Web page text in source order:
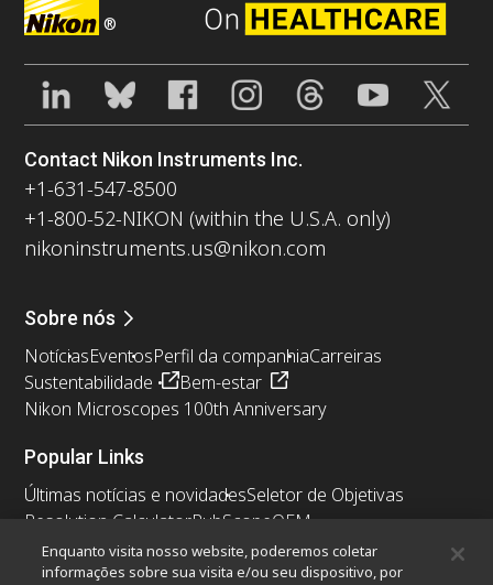
®
Contact Nikon Instruments Inc.
+1-631-547-8500
+1-800-52-NIKON (within the U.S.A. only)
nikoninstruments.us@nikon.com
Sobre nós
NotíciasEventosPerfil da companhiaCarreiras
Sustentabilidade
Bem-estar
Nikon Microscopes 100th Anniversary
Popular Links
Últimas notícias e novidadesSeletor de Objetivas
Resolution CalculatorPubScopeOEM
Nikon Small World
MicroscopyU
Enquanto visita nosso website, poderemos coletar
informações sobre sua visita e/ou seu dispositivo, por